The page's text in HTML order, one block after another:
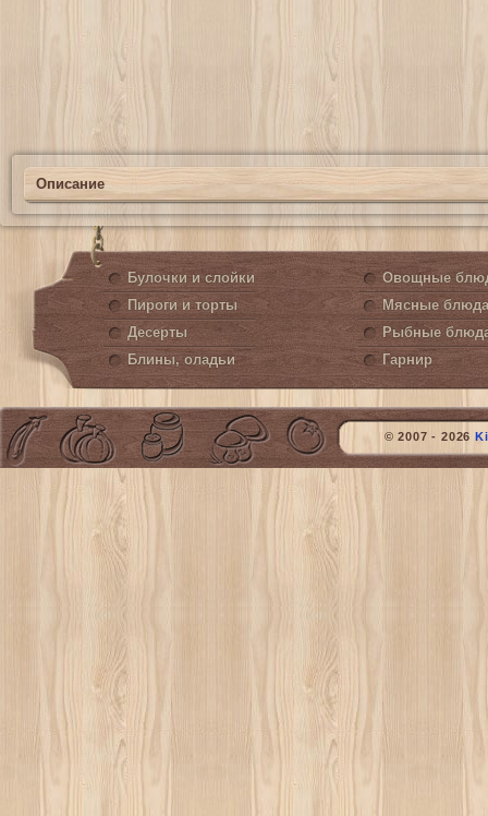
Описание
Булочки и слойки
Пироги и торты
Десерты
Блины, оладьи
Овощные
Мясные блюда
Рыбные
Гарнир
© 2007 - 2026